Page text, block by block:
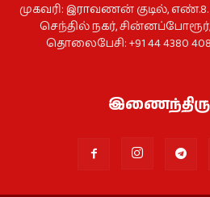
முகவரி: இராவணன் குடில்,
செந்தில் நகர்,
தொலைபேசி: +91 44 4380